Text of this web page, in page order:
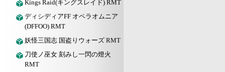
Kings Raid(キングスレイド) RMT
ディシディアFF オペラオムニア
(DFFOO) RMT
妖怪三国志 国盗りウォーズ RMT
刀使ノ巫女 刻みし一閃の燈火
RMT